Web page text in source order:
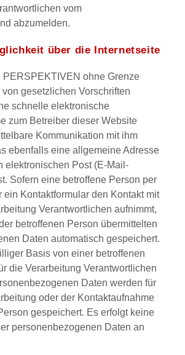
vom
abzumelden.
über die Internetseite
PERSPEKTIVEN ohne Grenze
gesetzlichen Vorschriften
schnelle elektronische
zum Betreiber dieser Website
Kommunikation mit ihm
ebenfalls eine allgemeine Adresse
elektronischen Post (E-Mail-
Sofern eine betroffene Person per
ein Kontaktformular den Kontakt mit
Verantwortlichen aufnimmt,
betroffenen Person übermittelten
Daten automatisch gespeichert.
Basis von einer betroffenen
die Verarbeitung Verantwortlichen
Daten werden für
oder der Kontaktaufnahme
gespeichert. Es erfolgt keine
personenbezogenen Daten an